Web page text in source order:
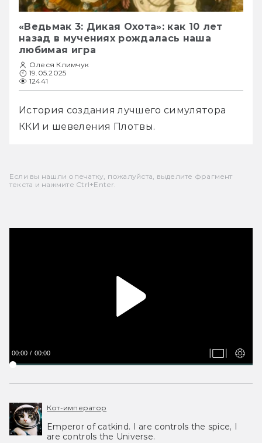
«Ведьмак 3: Дикая Охота»: как 10 лет
назад в мучениях рождалась наша
любимая игра
Олеся Климчук
19.05.2025
12441
История создания лучшего симулятора
ККИ и шевеления Плотвы.
Если вы нашли опечатку, пожалуйста, выделите фрагмент
текста и нажмите Ctrl+Enter.
00:00 00:00
Кот-император
Emperor of catkind. I are controls the spice, I
are controls the Universe.